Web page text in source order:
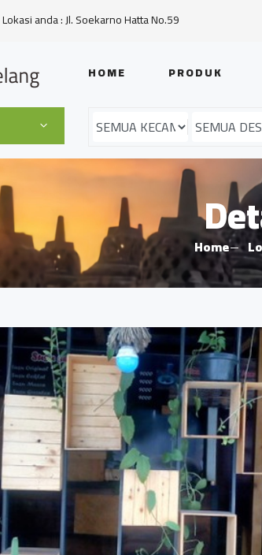
Lokasi anda : Jl. Soekarno Hatta No.59
HOME PRODUK
Home